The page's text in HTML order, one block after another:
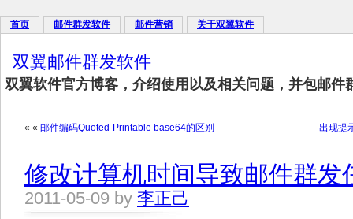
首页 邮件群发软件 邮件营销 关于双翼软件
双翼邮件群发软件
双翼软件官方博客，介绍使用以及相关问题，并包邮
« « 邮件编码Quoted-Printable base64的区别 出现提
修改计算机时间导致邮件群发
2011-05-09 by 李正己